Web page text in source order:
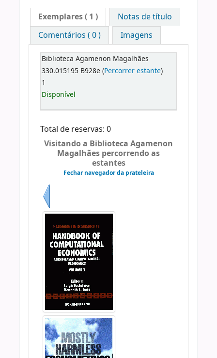
Exemplares( 1 )
Notas de título
Comentários ( 0 )
Imagens
Biblioteca Agamenon Magalhães
330.015195 B928e (Percorrer estante)
1
Disponível
Total de reservas: 0
Visitando a Biblioteca Agamenon
Magalhães percorrendo as
estantes
Fechar navegador da prateleira
Anterior